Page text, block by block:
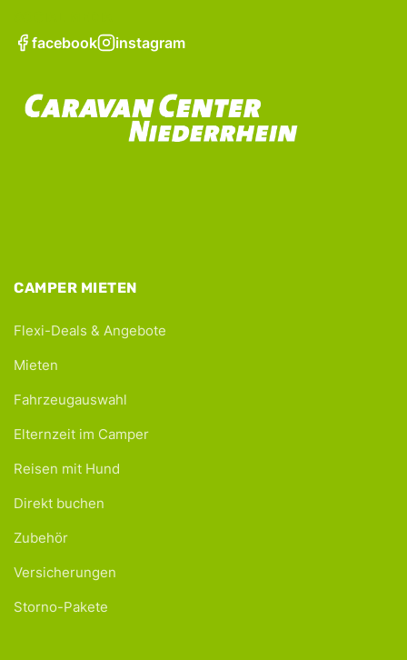
facebook instagram
CAMPER MIETEN
Flexi-Deals & Angebote
Mieten
Fahrzeugauswahl
Elternzeit im Camper
Reisen mit Hund
Direkt buchen
Zubehör
Versicherungen
Storno-Pakete